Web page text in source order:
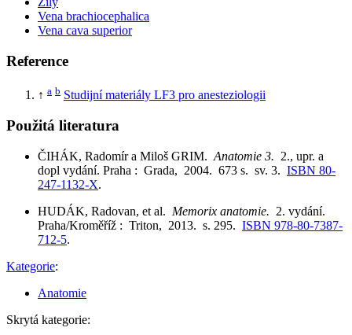
Vena brachiocephalica
Vena cava superior
Reference
↑ a b Studijní materiály LF3 pro anesteziologii
Použitá literatura
ČIHÁK, Radomír a Miloš GRIM. Anatomie 3. 2., upr. a
dopl vydání. Praha : Grada, 2004. 673 s. sv. 3. ISBN 80-
247-1132-X.
HUDÁK, Radovan, et al. Memorix anatomie. 2. vydání.
Praha/Kroměříž : Triton, 2013. s. 295. ISBN 978-80-7387-
712-5.
Kategorie:
Anatomie
Skrytá kategorie: